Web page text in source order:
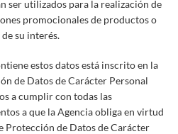
ser utilizados para la realización de
promocionales de productos o
su interés.
estos datos está inscrito en la
de Datos de Carácter Personal
a cumplir con todas las
a que la Agencia obliga en virtud
Protección de Datos de Carácter